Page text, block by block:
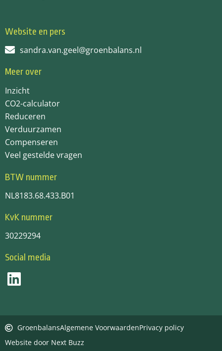
Website en pers
sandra.van.geel@groenbalans.nl
Meer over
Inzicht
CO2-calculator
Reduceren
Verduurzamen
Compenseren
Veel gestelde vragen
BTW nummer
NL8183.68.433.B01
KvK nummer
30229294
Social media
GroenbalansAlgemene VoorwaardenPrivacy policy
Website door Next Buzz